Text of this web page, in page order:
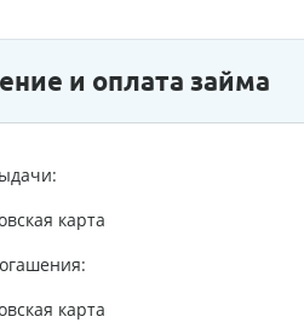
и оплата займа
карта
карта